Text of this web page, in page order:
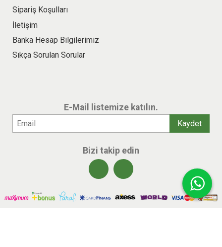
Sipariş Koşulları
İletişim
Banka Hesap Bilgilerimiz
Sıkça Sorulan Sorular
E-Mail listemize katılın.
Bizi takip edin